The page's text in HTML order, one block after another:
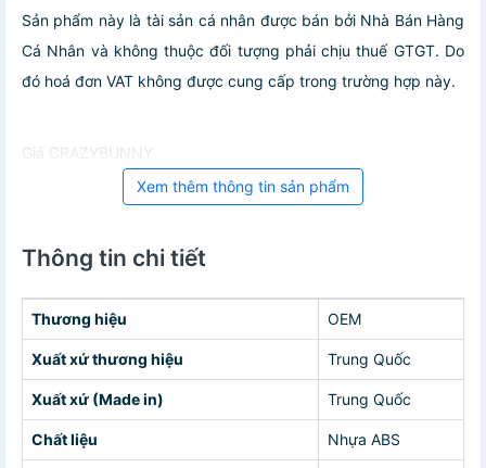
Sản phẩm này là tài sản cá nhân được bán bởi Nhà Bán Hàng
Cá Nhân và không thuộc đối tượng phải chịu thuế GTGT. Do
đó hoá đơn VAT không được cung cấp trong trường hợp này.
Giá CRAZYBUNNY
Xem thêm thông tin sản phẩm
Thông tin chi tiết
Thương hiệu OEM
Xuất xứ thương hiệu Trung Quốc
Xuất xứ (Made in) Trung Quốc
Chất liệu Nhựa ABS